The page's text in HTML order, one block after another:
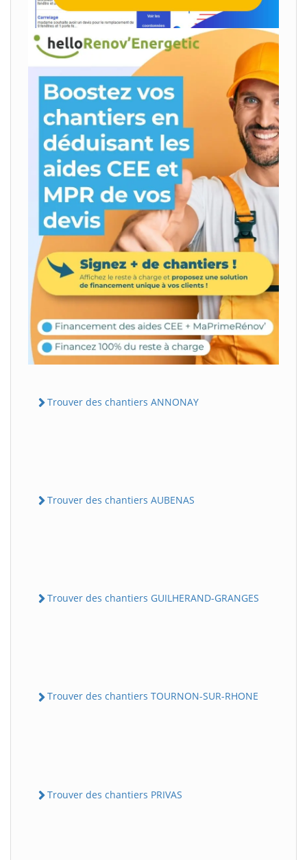
Trouver des chantiers ANNONAY
Trouver des chantiers AUBENAS
Trouver des chantiers GUILHERAND-GRANGES
Trouver des chantiers TOURNON-SUR-RHONE
Trouver des chantiers PRIVAS